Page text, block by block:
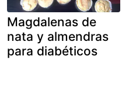
Magdalenas de
nata y almendras
para diabéticos